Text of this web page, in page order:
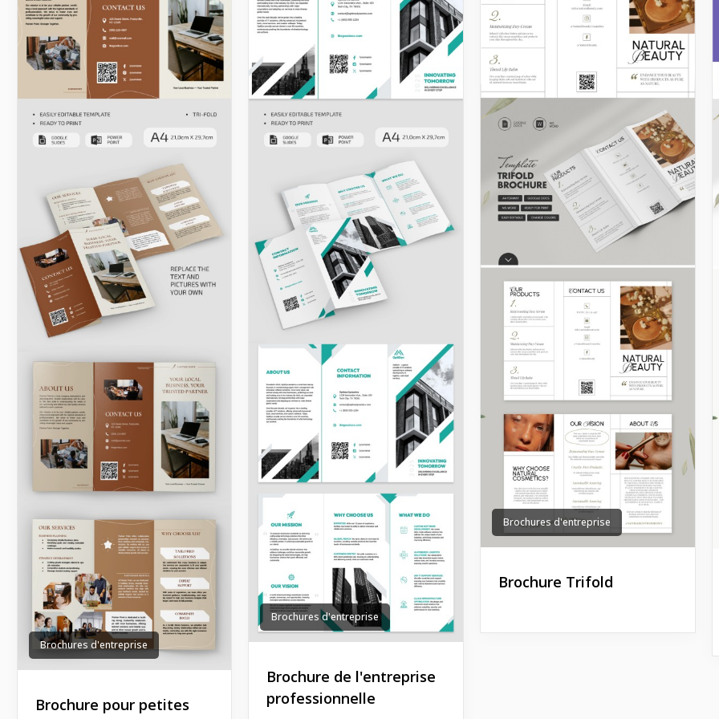
Brochures d'entreprise
Brochure pour petites
Brochures d'entreprise
Brochure de l'entreprise
professionnelle
Brochures d'entreprise
Brochure Trifold